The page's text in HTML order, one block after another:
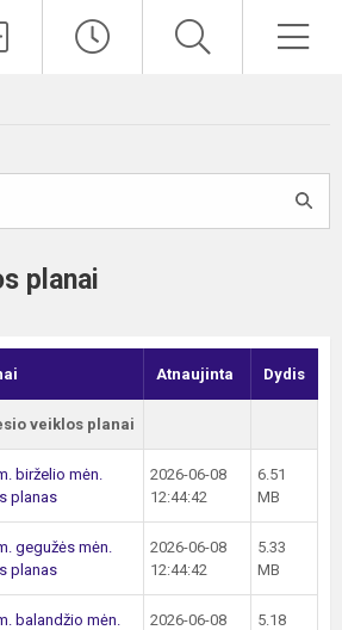
planai
Atnaujinta Dydis
veiklos planai
birželio mėn.
planas
2026-06-08
12:44:42
6.51
MB
gegužės mėn.
planas
2026-06-08
12:44:42
5.33
MB
balandžio mėn.
2026-06-08
5.18